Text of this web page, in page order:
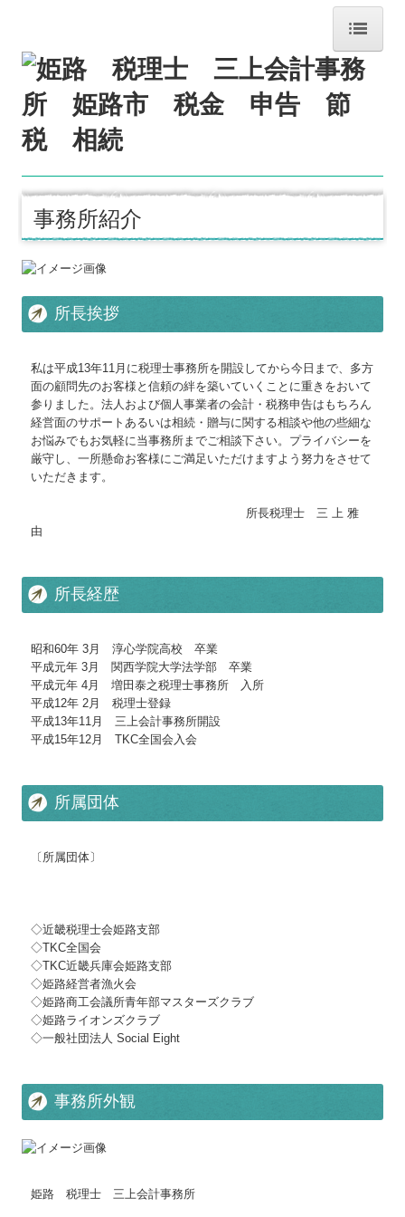
ホーム
事務所紹介
経営理念
料金について
関連リンク
リンク集
お問合せ
FX4クラウド
令和4年度税制改正のポイント解説
令和5年度税制改正のポイント解説
令和6年度税制改正のポイント解説
令和7年度税制改正のポイント解説
補助金・助成金・融資情報
中小企業退職金共済制度
関与先向け融資商品ご紹介
経営者お役立ち情報
TKCシステムQ&A
姫路 税理士 三上会計事務所
事務所紹介
所長挨拶
私は平成13年11月に税理士事務所を開設してから今日まで、多方
面の顧問先のお客様と信頼の絆を築いていくことに重きをおいて
参りました。法人および個人事業者の会計・税務申告はもちろん
経営面のサポートあるいは相続・贈与に関する相談や他の些細な
お悩みでもお気軽に当事務所までご相談下さい。プライバシーを
厳守し、一所懸命お客様にご満足いただけますよう努力をさせて
いただきます。
所長税理士 三 上 雅
由
所長経歴
昭和60年 3月 淳心学院高校 卒業
平成元年 3月 関西学院大学法学部 卒業
平成元年 4月 増田泰之税理士事務所 入所
平成12年 2月 税理士登録
平成13年11月 三上会計事務所開設
平成15年12月 TKC全国会入会
所属団体
〔所属団体〕
◇近畿税理士会姫路支部
◇TKC全国会
◇TKC近畿兵庫会姫路支部
◇姫路経営者漁火会
◇姫路商工会議所青年部マスターズクラブ
◇姫路ライオンズクラブ
◇一般社団法人 Social Eight
事務所外観